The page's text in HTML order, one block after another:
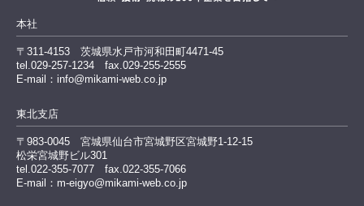
本社
〒311-4153 茨城県水戸市河和田町4471-45
tel.029-257-1234 fax.029-255-2555
E-mail：info@mikami-web.co.jp
東北支店
〒983-0045 宮城県仙台市宮城野区宮城野1-12-15
松栄宮城野ビル301
tel.022-355-7077 fax.022-355-7066
E-mail：m-eigyo@mikami-web.co.jp